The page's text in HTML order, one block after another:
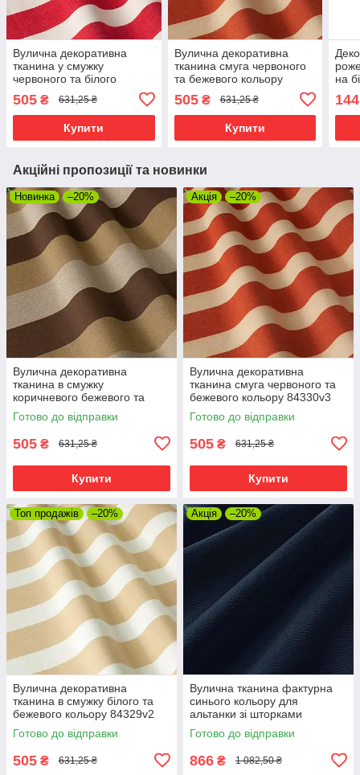
Вулична декоративна
тканина у смужку
червоного та білого
505 ₴ 631,25 ₴
Купити
Вулична декоративна
тканина смуга червоного
та бежевого кольору
505₴ 631,25 ₴
Купити
на
144
Акційні пропозиції та новинки
Новинка –20%
Вулична декоративна
тканина в смужку
коричневого бежевого та
сірого кольору 84338v2
Готово до відправки
505 ₴ 631,25 ₴
Купити
Акція –20%
Вулична декоративна
тканина смуга червоного та
бежевого кольору 84330v3
Готово до відправки
505 ₴ 631,25 ₴
Купити
Топ продажів –20%
Вулична декоративна
тканина в смужку білого та
бежевого кольору 84329v2
Готово до відправки
505 ₴ 631,25 ₴
Акція –20%
Вулична тканина фактурна
синього кольору для
альтанки зі шторками
84326v10
Готово до відправки
866 ₴ 1 082,50 ₴